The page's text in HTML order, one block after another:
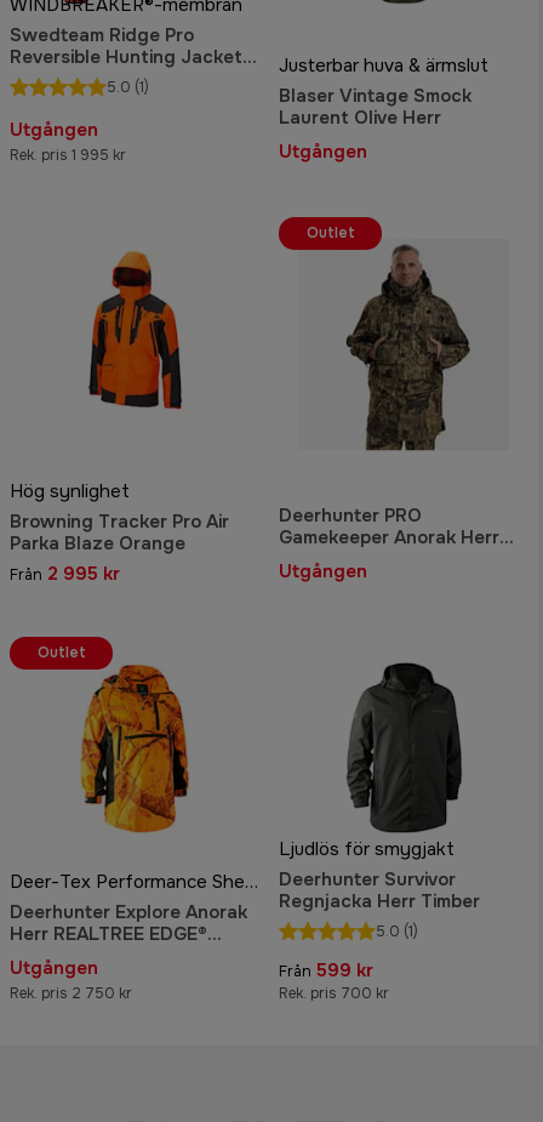
WINDBREAKER®-membran
Swedteam Ridge Pro
Reversible Hunting Jacket
Desolve Fire5.0 (1)
Utgången
Rek. pris 1 995 kr
Justerbar huva & ärmslut
Blaser Vintage Smock
Laurent Olive Herr
Utgången
Hög synlighet
Browning Tracker Pro Air
Parka Blaze Orange
Från 2 995 kr
Deerhunter PRO
Gamekeeper Anorak Herr
REALTREE TIMBER™
Utgången
Outlet
Deer-Tex Performance Shell-membran
Deerhunter Explore Anorak
Herr REALTREE EDGE®
ORANGE
Utgången
Rek. pris 2 750 kr
Outlet
Ljudlös för smygjakt
Deerhunter Survivor
Regnjacka Herr Timber
5.0 (1)
Från 599 kr
Rek. pris 700 kr